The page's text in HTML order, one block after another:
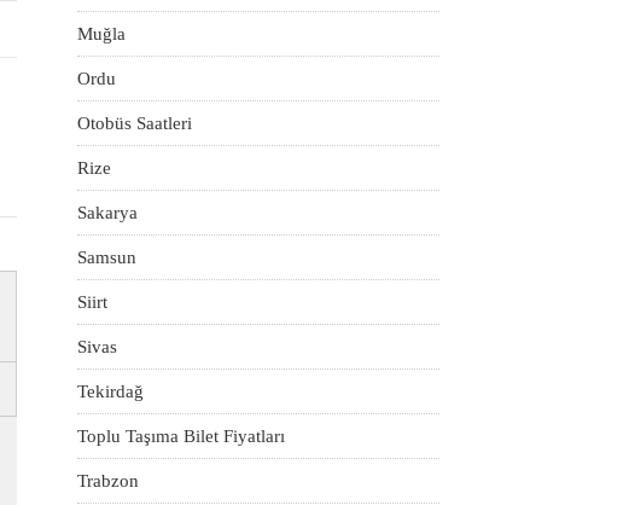
Muğla
Ordu
Otobüs Saatleri
Rize
Sakarya
Samsun
Siirt
Sivas
Tekirdağ
Toplu Taşıma Bilet Fiyatları
Trabzon